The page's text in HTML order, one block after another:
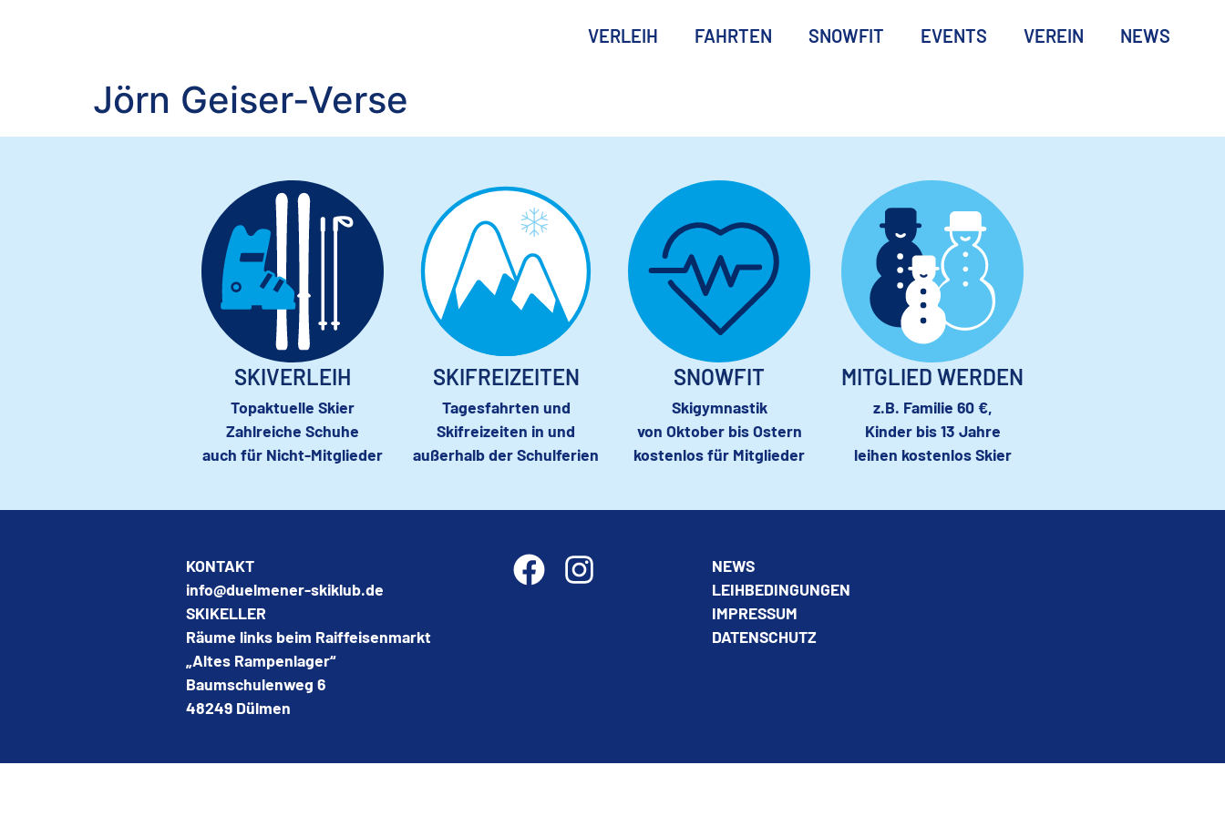
VERLEIH FAHRTEN SNOWFIT EVENTS VEREIN NEWS
Jörn Geiser-Verse
SKIVERLEIH
Topaktuelle Skier
Zahlreiche Schuhe
auch für Nicht-Mitglieder
SKIFREIZEITEN
Tagesfahrten und
Skifreizeiten in und
außerhalb der Schulferien
SNOWFIT
Skigymnastik
von Oktober bis Ostern
kostenlos für Mitglieder
MITGLIED WERDEN
z.B. Familie 60 €,
Kinder bis 13 Jahre
leihen kostenlos Skier
KONTAKT
info@duelmener-skiklub.de
SKIKELLER
Räume links beim Raiffeisenmarkt
„Altes Rampenlager“
Baumschulenweg 6
48249 Dülmen
NEWS
LEIHBEDINGUNGEN
IMPRESSUM
DATENSCHUTZ